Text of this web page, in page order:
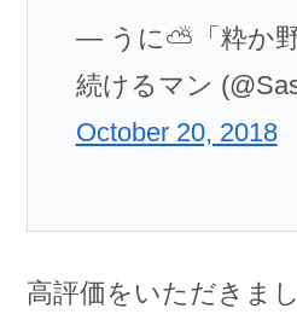
— うに⛅「粋か
続けるマン
October 20, 2018
高評価をいただきまし